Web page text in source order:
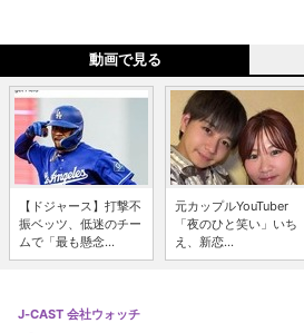
動画で見る
【ドジャース】打撃不
振ベッツ、低迷のチー
ムで「最も懸念...
元カップルYouTuber
「夜のひと笑い」いち
え、新恋...
J-CAST 会社ウォッチ